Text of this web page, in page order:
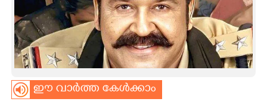
ART
ASTRO
CARTOONS
ഈ വാർത്ത കേൾക്കാം